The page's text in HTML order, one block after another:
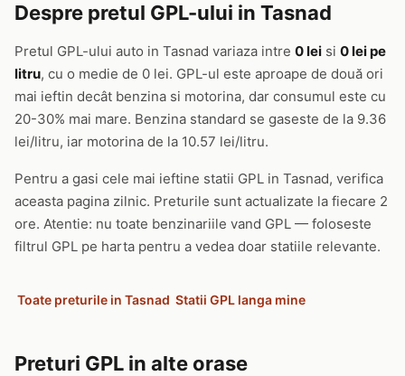
Despre pretul GPL-ului in Tasnad
Pretul GPL-ului auto in Tasnad variaza intre 0 lei si 0 lei pe
litru, cu o medie de 0 lei. GPL-ul este aproape de două ori
mai ieftin decât benzina si motorina, dar consumul este cu
20-30% mai mare. Benzina standard se gaseste de la 9.36
lei/litru, iar motorina de la 10.57 lei/litru.
Pentru a gasi cele mai ieftine statii GPL in Tasnad, verifica
aceasta pagina zilnic. Preturile sunt actualizate la fiecare 2
ore. Atentie: nu toate benzinariile vand GPL — foloseste
filtrul GPL pe harta pentru a vedea doar statiile relevante.
Toate preturile in Tasnad Statii GPL langa mine
Preturi GPL in alte orase